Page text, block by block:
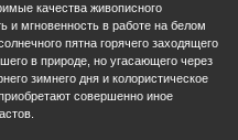
«Волга в
качества живописного
и мгновенность в работе на белом
пятна горячего заходящего
в природе, но угасающего через
зимнего дня и колористическое
совершенно иное